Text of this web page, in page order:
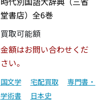
堂書店）全6巻
買取可能額
金額はお問い合わせくだ
さい。
国文学 宅配買取
専門書・
学術書
日本史